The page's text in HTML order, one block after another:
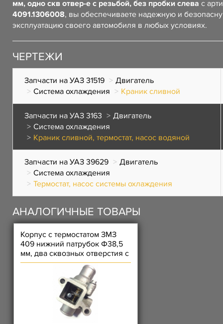
мм, одно скв отвер-е с резьбой, без пробки слева с
4091.1306008, вы обеспечиваете надежную и
эксплуатацию своего автомобиля в любых условиях.
ЧЕРТЕЖИ
Запчасти на УАЗ 31519
Двигатель
Система охлаждения
Краник сливной
Запчасти на УАЗ 3163
Двигатель
Система охлаждения
Краник сливной, термостат, насос водяной
Запчасти на УАЗ 39629
Двигатель
Система охлаждения
Термостат, насос системы охлаждения
АНАЛОГИЧНЫЕ ТОВАРЫ
Корпус с термостатом ЗМЗ
409 нижний патрубок Ф38,5
мм, два сквозных отверстия с
резьбой (без датчик